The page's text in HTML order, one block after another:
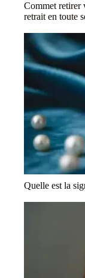
Commet retirer
retrait en toute
Quelle est la